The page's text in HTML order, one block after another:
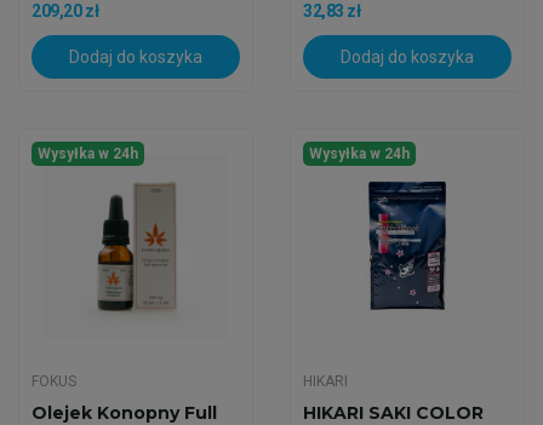
209,20 zł
Dodaj do koszyka
32,83 zł
Dodaj do koszyka
Wysyłka w 24h
FOKUS
Olejek Konopny Full
Wysyłka w 24h
HIKARI
HIKARI SAKI COLOR